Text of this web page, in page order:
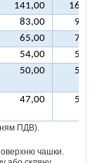
141,00
83,00
65,00
54,00
50,00
47,00
ПДВ).
чашки.